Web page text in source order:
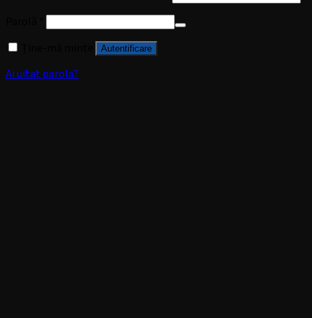
Autentificare
Ai uitat parola?